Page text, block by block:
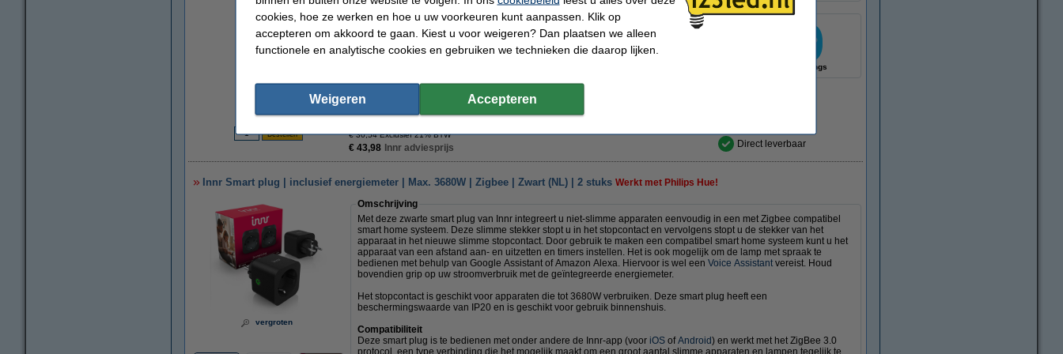
Werkt met
SmartThings
€ 36,95
€ 30,54 Exclusief 21% BTW
€ 43,98 Innr adviesprijs Direct leverbaar
Innr Smart plug | inclusief energiemeter | Max. 3680W | Zigbee | Zwart (NL) | 2 stuks Werkt met Philips Hue!
vergroten
Omschrijving
Met deze zwarte smart plug van Innr integreert u niet-slimme apparaten eenvoudig in een met Zigbee compatibel
smart home systeem. Deze slimme stekker stopt u in het stopcontact en vervolgens stopt u de stekker van het
apparaat in het nieuwe slimme stopcontact. Door gebruik te maken een compatibel smart home systeem kunt u het
apparaat van een afstand aan- en uitzetten en timers instellen. Het is ook mogelijk om de lamp met spraak te
bedienen met behulp van Google Assistant of Amazon Alexa. Hiervoor is wel een Voice Assistant vereist. Houd
bovendien grip op uw stroomverbruik met de geïntegreerde energiemeter.
Het stopcontact is geschikt voor apparaten die tot 3680W verbruiken. Deze smart plug heeft een
beschermingswaarde van IP20 en is geschikt voor gebruik binnenshuis.
Compatibiliteit
Deze smart plug is te bedienen met onder andere de Innr-app (voor iOS ofAndroid) en werkt met het ZigBee 3.0
protocol, een type verbinding die het mogelijk maakt om een groot aantal slimme apparaten en lampen tegelijk te
cookies, hoe ze werken en hoe u uw voorkeuren kunt aanpassen. Klik op
accepteren om akkoord te gaan. Kiest u voor weigeren? Dan plaatsen we alleen
functionele en analytische cookies en gebruiken we technieken die daarop lijken.
Weigeren Accepteren